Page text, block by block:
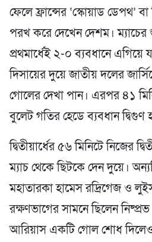
ফেলে ফ্রান্সের ‘স্কোয়াড ডেপথ’ বা
পরখ করে দেখেন দেশম। ম্যাচের
প্রথমার্ধেই ২-০ ব্যবধানে এগিয়ে
দিসায়ের দুয়ে জাতীয় দলের
গোলের দেখা পান। এরপর ৪১
বুলেট গতির হেডে ব্যবধান দ্বিগুণ
দ্বিতীয়ার্ধের ৫৬ মিনিটে নিজের
ম্যাচ থেকে ছিটকে দেন দুয়ে।
মহাতারকা হামেস রদ্রিগেজ ও
রক্ষণভাগের সামনে ছিলেন
আরিয়াস একটি গোল শোধ